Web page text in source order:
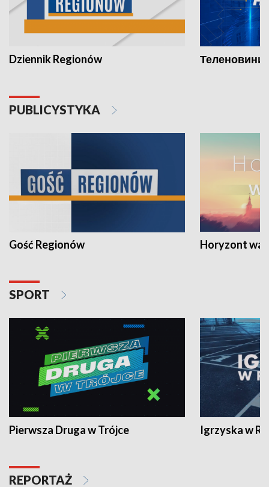
Dziennik Regionów Теленовини
PUBLICYSTYKA
Gość Regionów Horyzont
SPORT
Pierwsza Druga w Trójce Igrzyska w
REPORTAŻ